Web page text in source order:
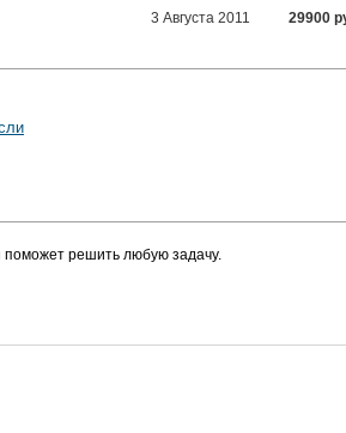
3 Августа 2011 29900
поможет решить любую задачу.